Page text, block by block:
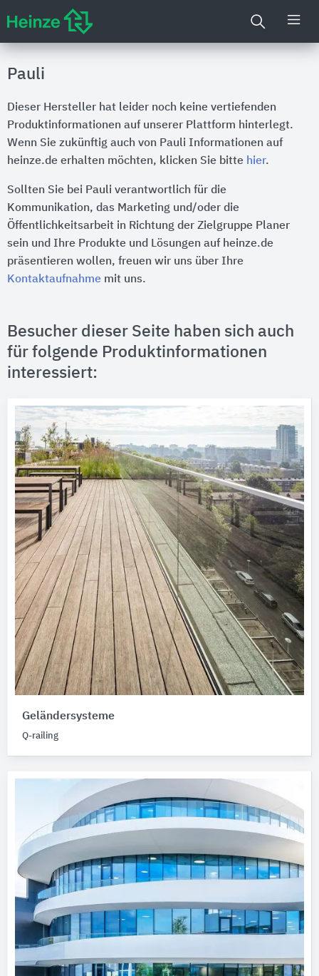
Pauli
Dieser Hersteller hat leider noch keine vertiefenden
Produktinformationen auf unserer Plattform hinterlegt.
Wenn Sie zukünftig auch von Pauli Informationen auf
heinze.de erhalten möchten, klicken Sie bitte hier.
Sollten Sie bei Pauli verantwortlich für die
Kommunikation, das Marketing und/oder die
Öffentlichkeitsarbeit in Richtung der Zielgruppe Planer
sein und Ihre Produkte und Lösungen auf heinze.de
präsentieren wollen, freuen wir uns über Ihre
Kontaktaufnahme mit uns.
Besucher dieser Seite haben sich auch
für folgende Produktinformationen
interessiert:
Geländersysteme
Q-railing